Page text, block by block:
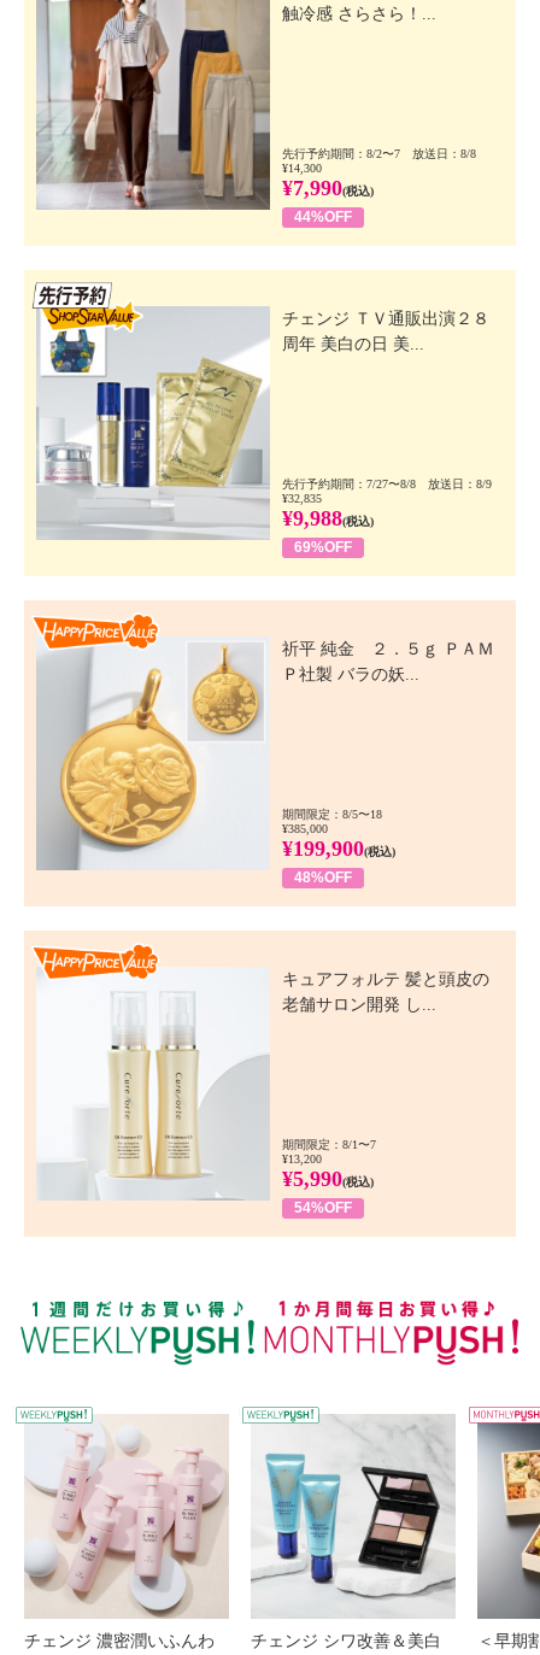
触冷感 さらさら！...
先行予約期間：8/2〜7 放送日：8/8
¥14,300
¥7,990(税込)
44%OFF
チェンジ ＴＶ通販出演２８
周年 美白の日 美...
先行予約期間：7/27〜8/8 放送日：8/9
¥32,835
¥9,988(税込)
69%OFF
祈平 純金 ２．５ｇ ＰＡＭ
Ｐ社製 バラの妖...
期間限定：8/5〜18
¥385,000
¥199,900(税込)
48%OFF
キュアフォルテ 髪と頭皮の
老舗サロン開発 し...
期間限定：8/1〜7
¥13,200
¥5,990(税込)
54%OFF
WEEKLY PUSH
チェンジ 濃密潤いふんわ
チェンジ シワ改善＆美白
＜早期